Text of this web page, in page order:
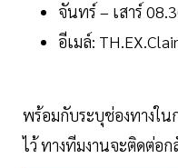
จันทร์ – เสาร์
อีเมล์:
พร้อมกับระบุช่องทางใน
ไว้ ทางทีมงานจะติดต่อก